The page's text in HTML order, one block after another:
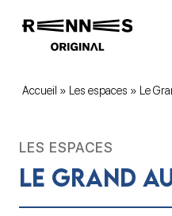
Accueil » Les espaces » Le
LES ESPACES
Le Grand